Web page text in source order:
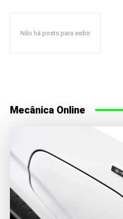
Não há posts para exibir
Mecânica Online